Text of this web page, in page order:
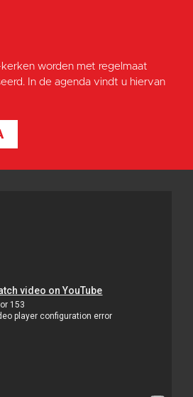
kerken worden met regelmaat
In de agenda vindt u hiervan